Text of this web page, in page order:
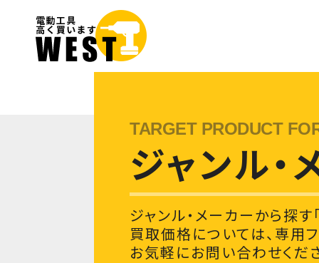
ジャンル・
ジャンル・メーカーから探
買取価格については、専用
お気軽にお問い合わせくだ